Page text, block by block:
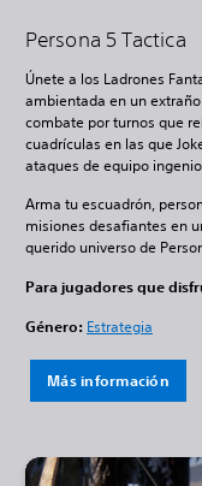
Persona 5 Tactica
Únete a los Ladrones
ambientada en un
combate por turnos que
cuadrículas en las que
ataques de equipo
Arma tu escuadrón,
misiones desafiantes en
querido universo de
Para jugadores que
Género: Estrategia
Más información